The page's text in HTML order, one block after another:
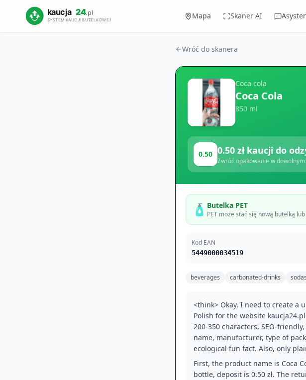
Mapa Skaner AI
Wróć do skanera
Coca cola
Coca Cola
850 ml
0.50 0.50 zł kaucji do
Zwróć opakowanie w
🧴 Butelka PET
PET może stać się nową butelką
Kod EAN
5449000034519
beverages carbonated-drinks sodas
<think> Okay, I need to create a
Polish for the website
200-350 characters, SEO-
name, manufacturer, type of
ecological fun fact. Also, only
First, the product name is Coca
bottle, deposit is 0.50 zł. The